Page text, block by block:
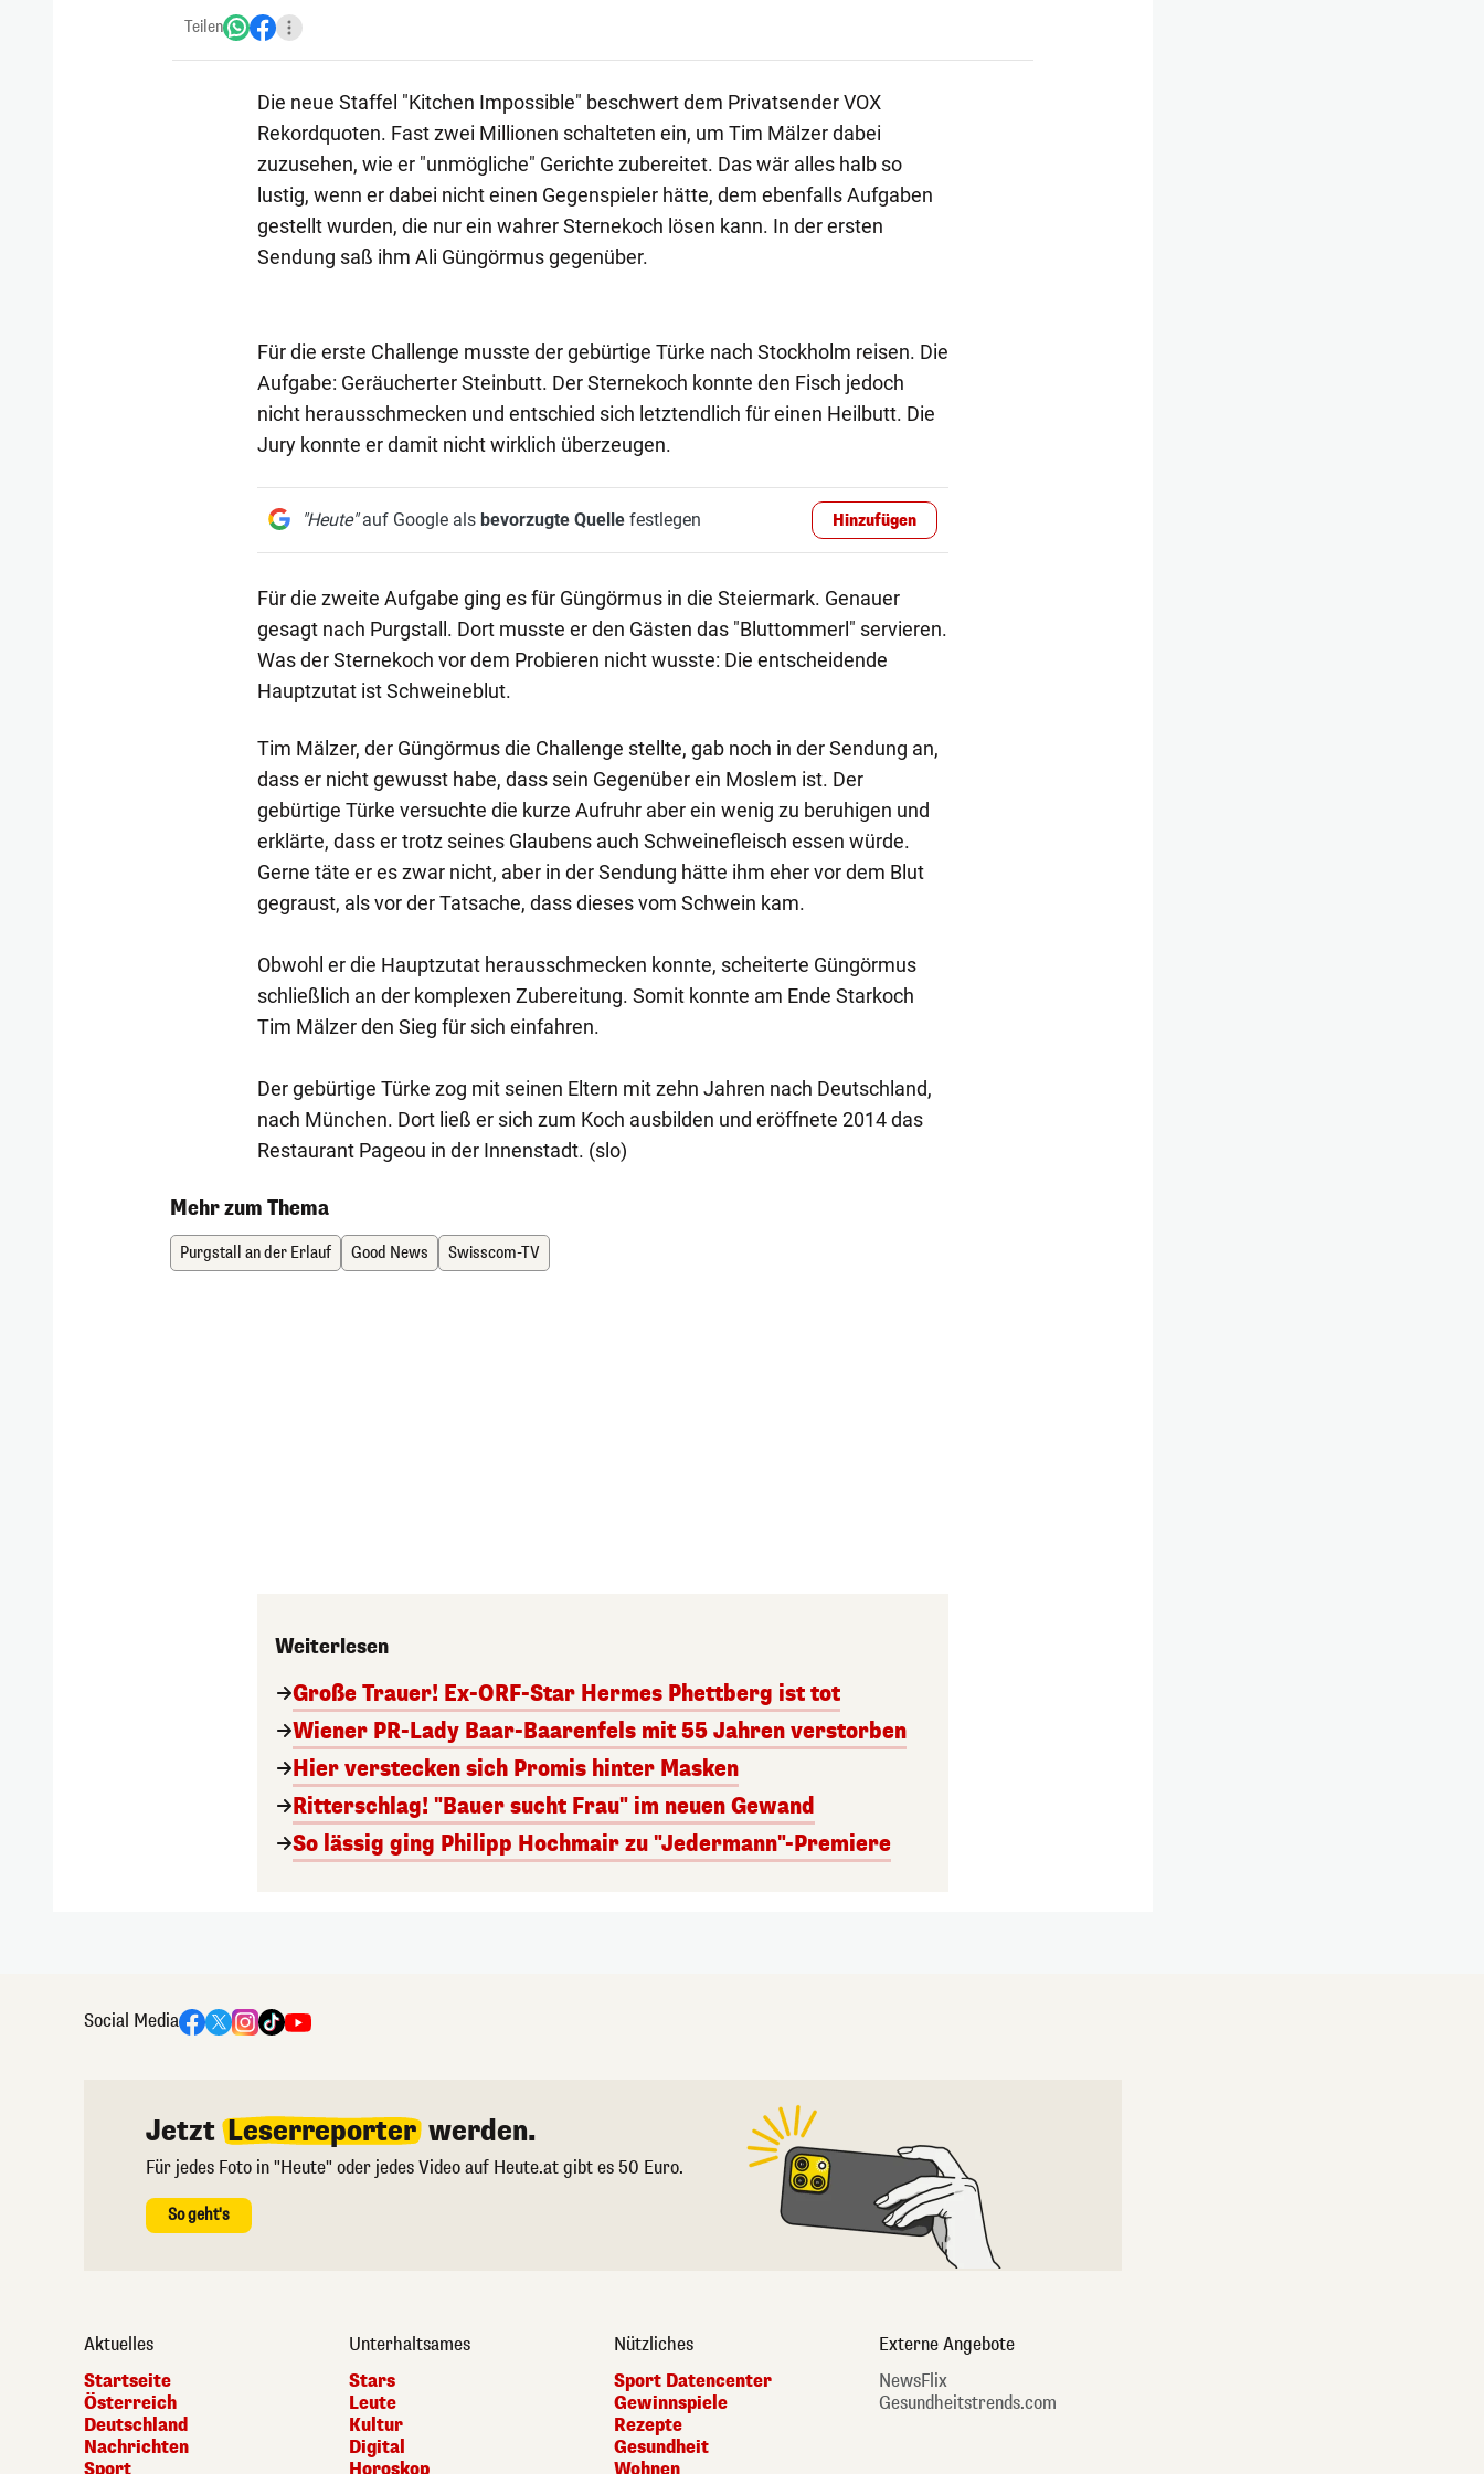
Teilen
Die neue Staffel "Kitchen Impossible" beschwert dem Privatsender VOX
Rekordquoten. Fast zwei Millionen schalteten ein, um Tim Mälzer dabei
zuzusehen, wie er "unmögliche" Gerichte zubereitet. Das wär alles halb so
lustig, wenn er dabei nicht einen Gegenspieler hätte, dem ebenfalls Aufgaben
gestellt wurden, die nur ein wahrer Sternekoch lösen kann. In der ersten
Sendung saß ihm Ali Güngörmus gegenüber.
Für die erste Challenge musste der gebürtige Türke nach Stockholm reisen. Die
Aufgabe: Geräucherter Steinbutt. Der Sternekoch konnte den Fisch jedoch
nicht herausschmecken und entschied sich letztendlich für einen Heilbutt. Die
Jury konnte er damit nicht wirklich überzeugen.
"Heute"auf Google als bevorzugte Quellefestlegen Hinzufügen
Für die zweite Aufgabe ging es für Güngörmus in die Steiermark. Genauer
gesagt nach Purgstall. Dort musste er den Gästen das "Bluttommerl" servieren.
Was der Sternekoch vor dem Probieren nicht wusste: Die entscheidende
Hauptzutat ist Schweineblut.
Tim Mälzer, der Güngörmus die Challenge stellte, gab noch in der Sendung an,
dass er nicht gewusst habe, dass sein Gegenüber ein Moslem ist. Der
gebürtige Türke versuchte die kurze Aufruhr aber ein wenig zu beruhigen und
erklärte, dass er trotz seines Glaubens auch Schweinefleisch essen würde.
Gerne täte er es zwar nicht, aber in der Sendung hätte ihm eher vor dem Blut
gegraust, als vor der Tatsache, dass dieses vom Schwein kam.
Obwohl er die Hauptzutat herausschmecken konnte, scheiterte Güngörmus
schließlich an der komplexen Zubereitung. Somit konnte am Ende Starkoch
Tim Mälzer den Sieg für sich einfahren.
Der gebürtige Türke zog mit seinen Eltern mit zehn Jahren nach Deutschland,
nach München. Dort ließ er sich zum Koch ausbilden und eröffnete 2014 das
Restaurant Pageou in der Innenstadt. (slo)
Mehr zum Thema
Purgstall an der Erlauf Good News Swisscom-TV
Weiterlesen
Große Trauer! Ex-ORF-Star Hermes Phettberg ist tot
Wiener PR-Lady Baar-Baarenfels mit 55 Jahren verstorben
Hier verstecken sich Promis hinter Masken
Ritterschlag! "Bauer sucht Frau" im neuen Gewand
So lässig ging Philipp Hochmair zu "Jedermann"-Premiere
Social Media
Jetzt Leserreporter werden.
Für jedes Foto in "Heute" oder jedes Video auf Heute.at gibt es 50 Euro.
So geht's
Aktuelles
Startseite
Österreich
Deutschland
Nachrichten
Sport
Unterhaltsames
Stars
Leute
Kultur
Digital
Horoskop
Nützliches
Sport Datencenter
Gewinnspiele
Rezepte
Gesundheit
Wohnen
Externe Angebote
NewsFlix
Gesundheitstrends.com